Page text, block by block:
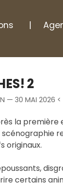
2
— 30 MAI 2026
la
scénographie
originaux.
certains